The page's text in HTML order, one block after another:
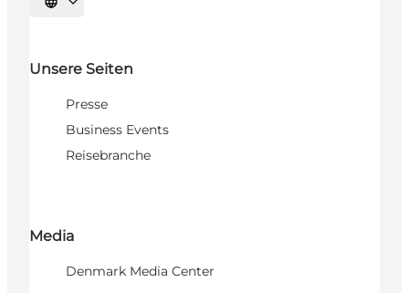
Sprache auswählen
Unsere Seiten
Presse
Business Events
Reisebranche
Media
Denmark Media Center